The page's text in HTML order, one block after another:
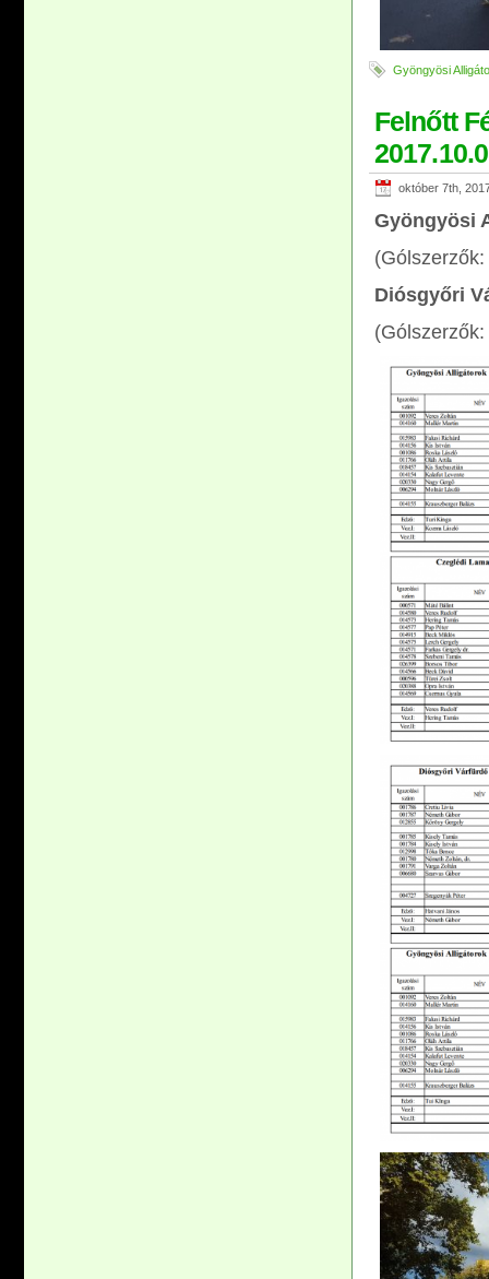
Gyöngyösi
Felnőtt
október 7th,
Gyöngyösi
Diósgyőri